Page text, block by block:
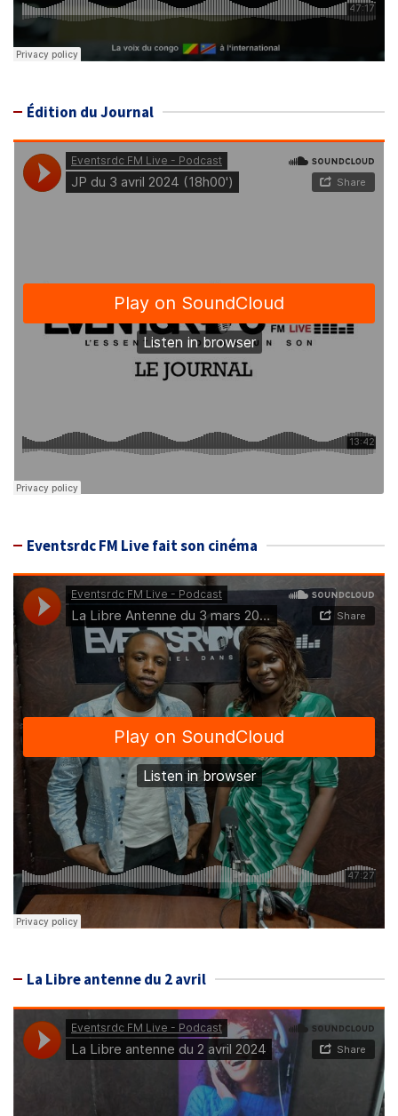
Édition du Journal
Eventsrdc FM Live fait son cinéma
La Libre antenne du 2 avril